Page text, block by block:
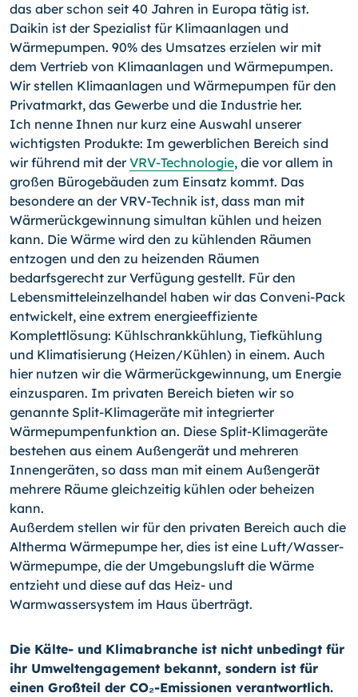
das aber schon seit 40 Jahren in Europa tätig ist.
Daikin ist der Spezialist für Klimaanlagen und
Wärmepumpen. 90% des Umsatzes erzielen wir mit
dem Vertrieb von Klimaanlagen und Wärmepumpen.
Wir stellen Klimaanlagen und Wärmepumpen für den
Privatmarkt, das Gewerbe und die Industrie her.
Ich nenne Ihnen nur kurz eine Auswahl unserer
wichtigsten Produkte: Im gewerblichen Bereich sind
wir führend mit derVRV-Technologie, die vor allem in
großen Bürogebäuden zum Einsatz kommt. Das
besondere an der VRV-Technik ist, dass man mit
Wärmerückgewinnung simultan kühlen und heizen
kann. Die Wärme wird den zu kühlenden Räumen
entzogen und den zu heizenden Räumen
bedarfsgerecht zur Verfügung gestellt. Für den
Lebensmitteleinzelhandel haben wir das Conveni-Pack
entwickelt, eine extrem energieeffiziente
Komplettlösung: Kühlschrankkühlung, Tiefkühlung
und Klimatisierung (Heizen/Kühlen) in einem. Auch
hier nutzen wir die Wärmerückgewinnung, um Energie
einzusparen. Im privaten Bereich bieten wir so
genannte Split-Klimageräte mit integrierter
Wärmepumpenfunktion an. Diese Split-Klimageräte
bestehen aus einem Außengerät und mehreren
Innengeräten, so dass man mit einem Außengerät
mehrere Räume gleichzeitig kühlen oder beheizen
kann.
Außerdem stellen wir für den privaten Bereich auch die
Altherma Wärmepumpe her, dies ist eine Luft/Wasser-
Wärmepumpe, die der Umgebungsluft die Wärme
entzieht und diese auf das Heiz- und
Warmwassersystem im Haus überträgt.
Die Kälte- und Klimabranche ist nicht unbedingt für
ihr Umweltengagement bekannt, sondern ist für
einen Großteil der CO₂-Emissionen verantwortlich.